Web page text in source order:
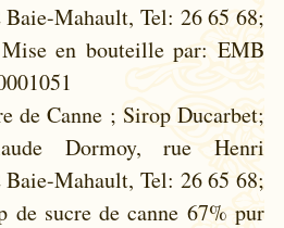
Baie-Mahault, Tel: 26 65 68;
en bouteille par: EMB
de Canne ; Sirop Ducarbet;
Dormoy, rue Henri
Baie-Mahault, Tel: 26 65 68;
de sucre de canne 67% pur